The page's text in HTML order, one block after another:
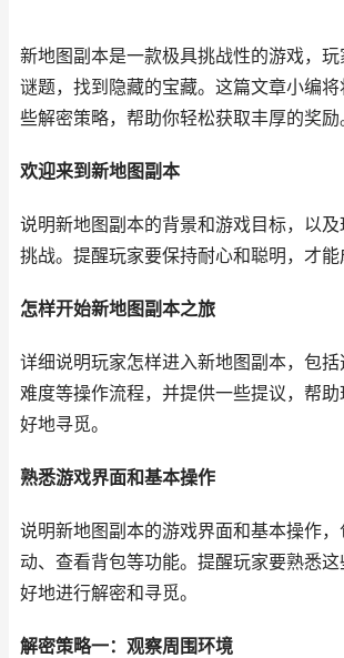
新地图副本是一款极具挑战性的游戏，
谜题，找到隐藏的宝藏。这篇文章小编
些解密策略，帮助你轻松获取丰厚的奖励
欢迎来到新地图副本
说明新地图副本的背景和游戏目标，以
挑战。提醒玩家要保持耐心和聪明，才能
怎样开始新地图副本之旅
详细说明玩家怎样进入新地图副本，包
难度等操作流程，并提供一些提议，帮
好地寻觅。
熟悉游戏界面和基本操作
说明新地图副本的游戏界面和基本操作
动、查看背包等功能。提醒玩家要熟悉
好地进行解密和寻觅。
解密策略一：观察周围环境